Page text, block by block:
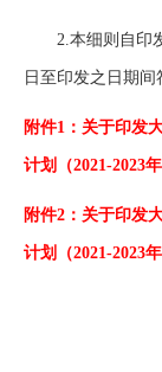
2.本细则自印发
日至印发之日期间
附件1： 关于印发
计划（2021-2023
附件2： 关于印发
计划（2021-2023